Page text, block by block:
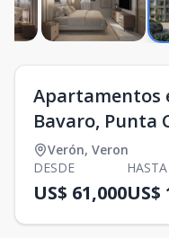
Apartamentos
Bavaro, Punta
Verón, Veron
DESDE
US$ 61,000
HASTA
US$